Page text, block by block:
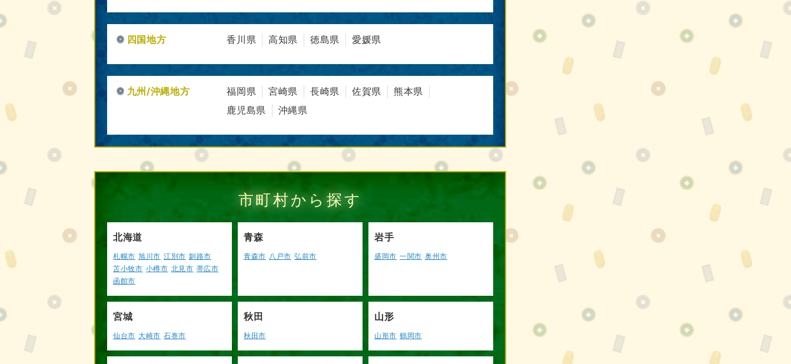
四国地方 香川県 高知県 徳島県 愛媛県
九州/沖縄地方 福岡県 宮崎県 長崎県 佐賀県
熊本県
鹿児島県
沖縄県
市町村から探す
北海道
札幌市 旭川市 江別市 釧路市
苫小牧市 小樽市 北見市 帯広市
函館市
青森
青森市 八戸市 弘前市
岩手
盛岡市 一関市 奥州市
宮城
仙台市 大崎市 石巻市
秋田
秋田市
山形
山形市 鶴岡市